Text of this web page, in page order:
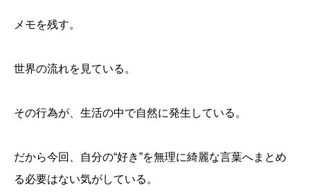
メモを残す。
世界の流れを見ている。
その行為が、生活の中で自然に発生している。
だから今回、自分の“好き”を無理に綺麗な言葉へまとめ
る必要はない気がしている。